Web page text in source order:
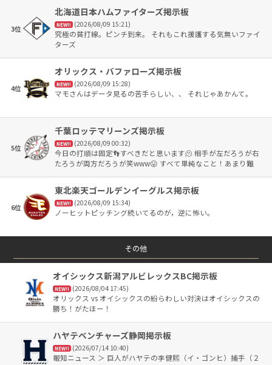
のか）も、村田に打球を取らせるために、犠打ではない投手ゴ
ロになるしつこいほどのバント攻勢で崩した。 極め付きは田
中将大。ネットで調べた。田中のNPB通算対戦成績（2007年〜
2013年時点）は日本ハム23勝6敗、オリックス17勝3敗、ソフト
バンク16勝3敗、西武7勝13敗。西武のみが勝ち越している。ダ
ルビッシュ有には大幅に負け越してはいるが、他チームよりは
ましだった。 皆さん、今日の前田から先輩の中村剛が本塁打
を打つことを夢見ようではないか。可能性は皆無ではないと思
う。
3位
北海道日本ハムファイターズ掲示板
NEW!! (2026/08/09 15:21)
究極の貧打線。ピンチ到来。 それもこれ援護する気無いファイ
ターズ
4位
オリックス・バファローズ掲示板
NEW!! (2026/08/09 15:28)
マモさんはデータ見るの苦手らしい、、 それじゃあかんて。
5位
千葉ロッテマリーンズ掲示板
NEW!! (2026/08/09 00:32)
今日の打順は固定👣すべきだと思います🫠 相手が左だろうが右
たろうが両方だろうが笑www😛 すべて単純なこと！あまり難
当たり前！ いかに最少に防ぐか… 今日も勝とう🙏
6位
東北楽天ゴールデンイーグルス掲示板
NEW!! (2026/08/09 15:34)
ノーヒットピッチング続いてるのが，逆に怖い。
その他
オイシックス新潟アルビレックスBC掲示板
NEW!! (2026/08/04 17:45)
オリックス vs オイシックスの紛らわしい対決はオイシックスの
勝ち！がたほー！
ハヤテベンチャーズ静岡掲示板
NEW!! (2026/07/14 10:40)
報知ニュース ＞ 巨人がハヤテの李健熙（イ・ゴンヒ）捕手（２